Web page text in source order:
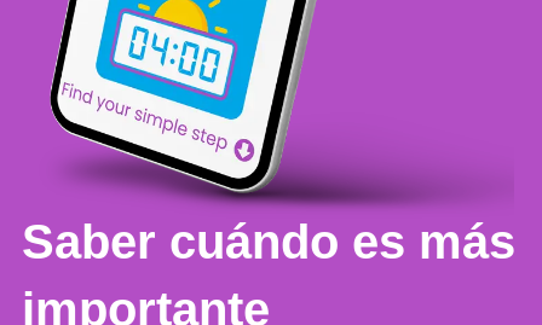
Saber cuándo es más
importante